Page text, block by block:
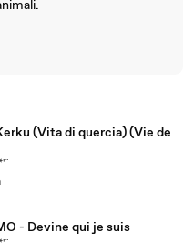
(Vita di quercia) (Vie de
- Devine qui je suis